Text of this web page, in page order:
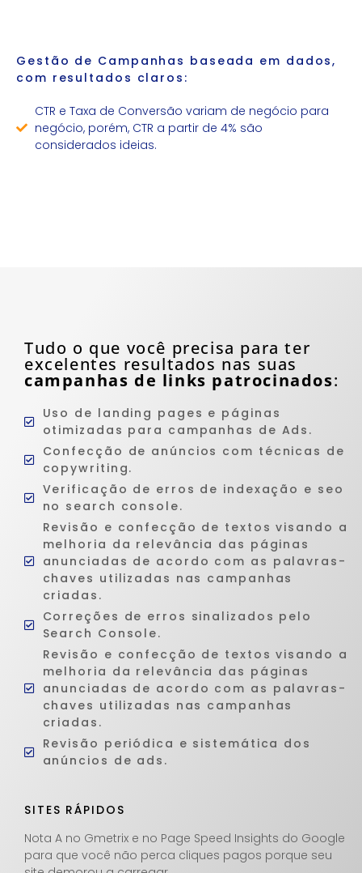
Gestão de Campanhas baseada em dados,
com resultados claros:
CTR e Taxa de Conversão variam de negócio para
negócio, porém, CTR a partir de 4% são
considerados ideias.
Tudo o que você precisa para ter
excelentes resultados nas suas
campanhas de links patrocinados:
Uso de landing pages e páginas
otimizadas para campanhas de Ads.
Confecção de anúncios com técnicas de
copywriting.
Verificação de erros de indexação e seo
no search console.
Revisão e confecção de textos visando a
melhoria da relevância das páginas
anunciadas de acordo com as palavras-
chaves utilizadas nas campanhas
criadas.
Correções de erros sinalizados pelo
Search Console.
Revisão e confecção de textos visando a
melhoria da relevância das páginas
anunciadas de acordo com as palavras-
chaves utilizadas nas campanhas
criadas.
Revisão periódica e sistemática dos
anúncios de ads.
SITES RÁPIDOS
Nota A no Gmetrix e no Page Speed Insights do Google
para que você não perca cliques pagos porque seu